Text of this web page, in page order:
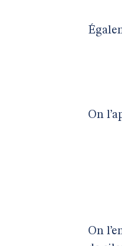
On
On